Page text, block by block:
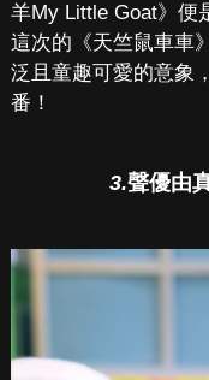
羊My Little Goat》便
這次的《天竺鼠車車
泛且童趣可愛的意象
番！
3.聲優由